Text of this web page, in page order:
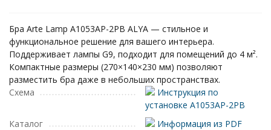
Бра Arte Lamp A1053AP-2PB ALYA — стильное и
функциональное решение для вашего интерьера.
Поддерживает лампы G9, подходит для помещений до 4 м².
Компактные размеры (270×140×230 мм) позволяют
разместить бра даже в небольших пространствах.
Схема
Инструкция по
установке A1053AP-2PB
Каталог
Информация из PDF